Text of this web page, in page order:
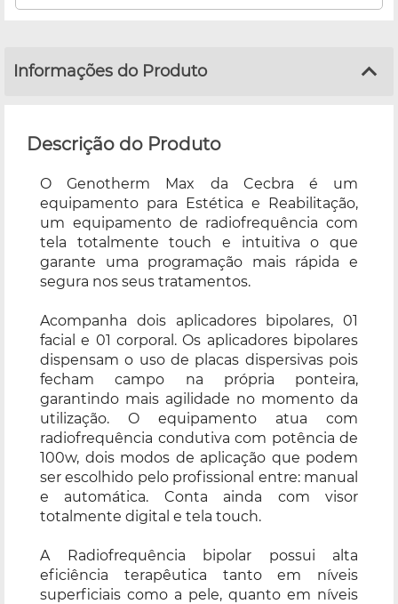
Informações do Produto
Descrição do Produto
O Genotherm Max da Cecbra é um
equipamento para Estética e Reabilitação,
um equipamento de radiofrequência com
tela totalmente touch e intuitiva o que
garante uma programação mais rápida e
segura nos seus tratamentos.
Acompanha dois aplicadores bipolares, 01
facial e 01 corporal. Os aplicadores bipolares
dispensam o uso de placas dispersivas pois
fecham campo na própria ponteira,
garantindo mais agilidade no momento da
utilização. O equipamento atua com
radiofrequência condutiva com potência de
100w, dois modos de aplicação que podem
ser escolhido pelo profissional entre: manual
e automática. Conta ainda com visor
totalmente digital e tela touch.
A Radiofrequência bipolar possui alta
eficiência terapêutica tanto em níveis
superficiais como a pele, quanto em níveis